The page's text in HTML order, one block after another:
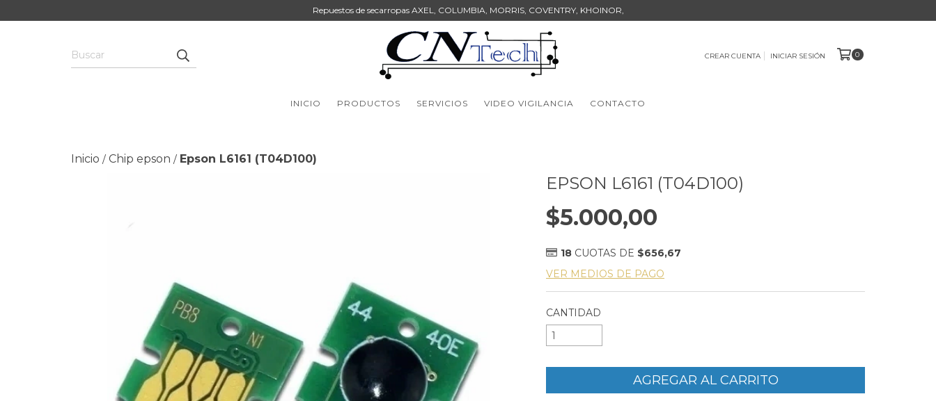
Repuestos de secarropas AXEL, COLUMBIA, MORRIS, COVENTRY, KHOINOR,
CREAR CUENTA INICIAR SESIÓN 0
INICIO PRODUCTOS SERVICIOS VIDEO VIGILANCIA CONTACTO
Inicio / Chip epson / Epson L6161 (T04D100)
EPSON L6161 (T04D100)
$5.000,00
18 CUOTAS DE $656,67
VER MEDIOS DE PAGO
CANTIDAD